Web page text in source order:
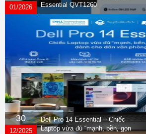
01/2026
Essential QVT1260
30
12/2025
Dell Pro 14 Essential – Chiếc
Laptop vừa đủ “mạnh, bền, gọn